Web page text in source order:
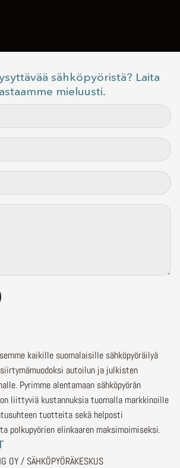
sähköpyöristä? Laita
mieluusti.
kaikille suomalaisille sähköpyöräilyä
autoilun ja julkisten
Pyrimme alentamaan sähköpyörän
liittyviä kustannuksia tuomalla markkinoille
tuotteita sekä helposti
polkupyörien elinkaaren maksimoimiseksi.
OY / SÄHKÖPYÖRÄKESKUS